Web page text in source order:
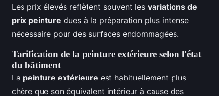
Les prix élevés reflètent souvent les variations de
prix peinture dues à la préparation plus intense
nécessaire pour des surfaces endommagées.
Tarification de la peinture extérieure selon l'état
du bâtiment
La peinture extérieure est habituellement plus
chère que son équivalent intérieur à cause des